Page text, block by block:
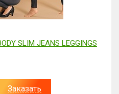
SLIM JEANS LEGGINGS
Заказать